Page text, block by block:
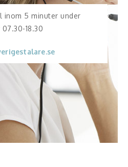
inom 5 minuter under
18.30